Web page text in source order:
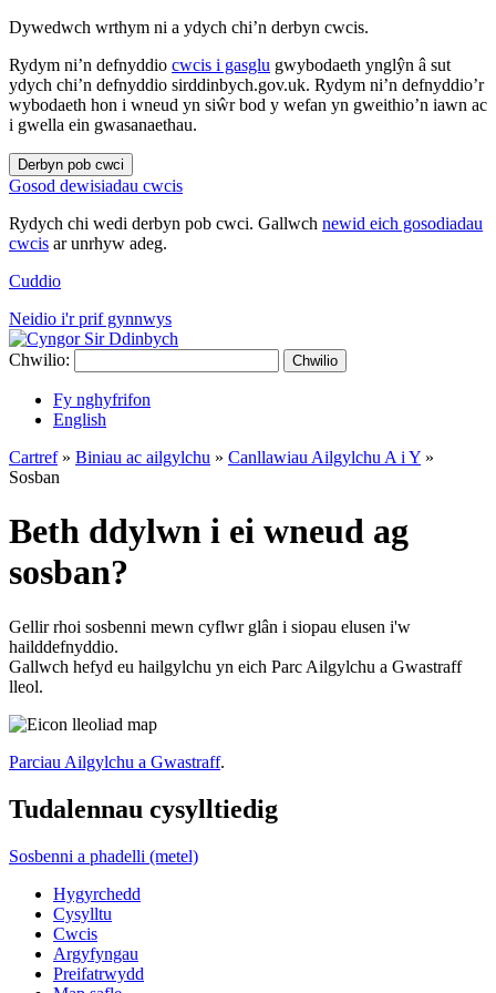
Dywedwch wrthym ni a ydych chi’n derbyn cwcis.
Rydym ni’n defnyddio cwcis i gasglu gwybodaeth ynglŷn â sut
ydych chi’n defnyddio sirddinbych.gov.uk. Rydym ni’n defnyddio’r
wybodaeth hon i wneud yn siŵr bod y wefan yn gweithio’n iawn ac
i gwella ein gwasanaethau.
Derbyn pob cwci
Gosod dewisiadau cwcis
Rydych chi wedi derbyn pob cwci. Gallwch newid eich gosodiadau
cwcis ar unrhyw adeg.
Cuddio
Neidio i'r prif gynnwys
Chwilio: Chwilio
Fy nghyfrifon
English
Cartref» Biniau ac ailgylchu » Canllawiau Ailgylchu A i Y »
Sosban
Beth ddylwn i ei wneud ag
sosban?
Gellir rhoi sosbenni mewn cyflwr glân i siopau elusen i'w
hailddefnyddio.
Gallwch hefyd eu hailgylchu yn eich Parc Ailgylchu a Gwastraff
lleol.
Parciau Ailgylchu a Gwastraff.
Tudalennau cysylltiedig
Sosbenni a phadelli (metel)
Hygyrchedd
Cysylltu
Cwcis
Argyfyngau
Preifatrwydd